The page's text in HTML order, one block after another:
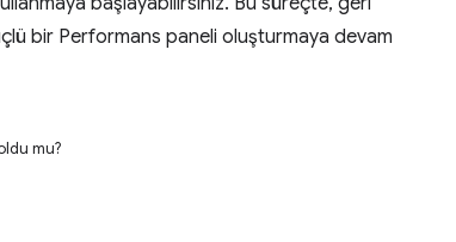
bir Performans paneli oluşturmaya devam
mu?